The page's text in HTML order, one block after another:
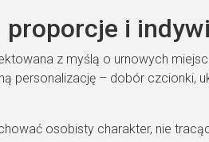
i
z myślą o urnowych
personalizację – dobór czcionki,
osobisty charakter, nie